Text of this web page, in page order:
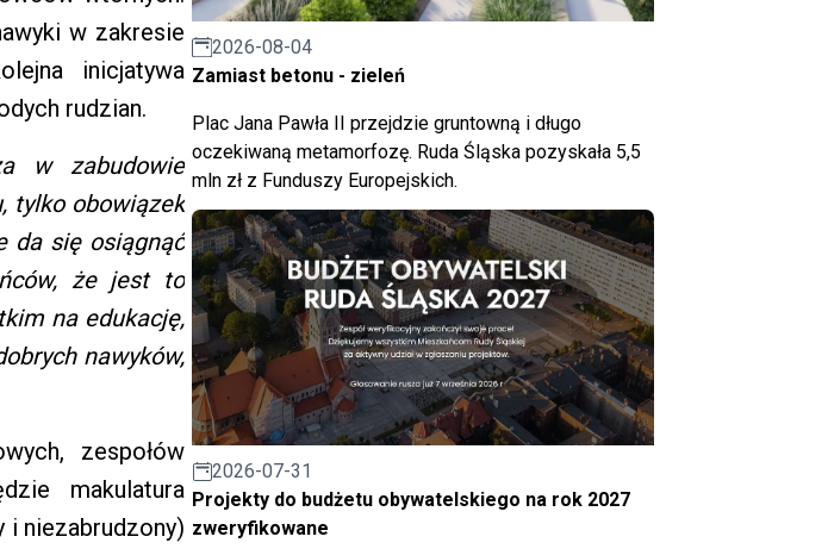
w zakresie
inicjatywa
rudzian.
w zabudowie
tylko obowiązek
da się osiągnąć
że jest to
na edukację,
nawyków,
zespołów
makulatura
i niezabrudzony)
2026-08-04
Zamiast betonu - zieleń
Plac Jana Pawła II przejdzie gruntowną i długo
oczekiwaną metamorfozę. Ruda Śląska pozyskała 5,5
mln zł z Funduszy Europejskich.
2026-07-31
Projekty do budżetu obywatelskiego na rok 2027
zweryfikowane